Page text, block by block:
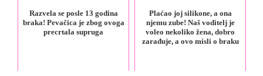
Razvela se posle 13 godina
braka! Pevačica je zbog ovoga
precrtala supruga
Plaćao joj silikone, a ona
njemu zube! Naš voditelj je
voleo nekoliko žena, dobro
zarađuje, a ovo misli o braku